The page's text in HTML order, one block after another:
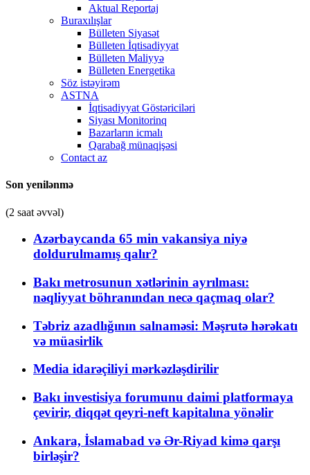
Aktual Reportaj
Buraxılışlar
Bülleten Siyasət
Bülleten İqtisadiyyat
Bülleten Maliyyə
Bülleten Energetika
Söz istəyirəm
ASTNA
İqtisadiyyat Göstəriciləri
Siyası Monitorinq
Bazarların icmalı
Qarabağ münaqişəsi
Contact az
Son yenilənmə
(2 saat əvvəl)
Azərbaycanda 65 min vakansiya niyə
doldurulmamış qalır?
Bakı metrosunun xətlərinin ayrılması:
nəqliyyat böhranından necə qaçmaq olar?
Təbriz azadlığının salnaməsi: Məşrutə hərəkatı
və müasirlik
Media idarəçiliyi mərkəzləşdirilir
Bakı investisiya forumunu daimi platformaya
çevirir, diqqət qeyri-neft kapitalına yönəlir
Ankara, İslamabad və Ər-Riyad kimə qarşı
birləşir?